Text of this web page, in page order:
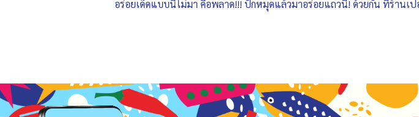
อร่อยเด็ดแบบนี้ไม่มา คือพลาด!!! ปักหมุดแล้วมาอร่อยแถวนี้! ด้วยกัน ที่ร้านเ